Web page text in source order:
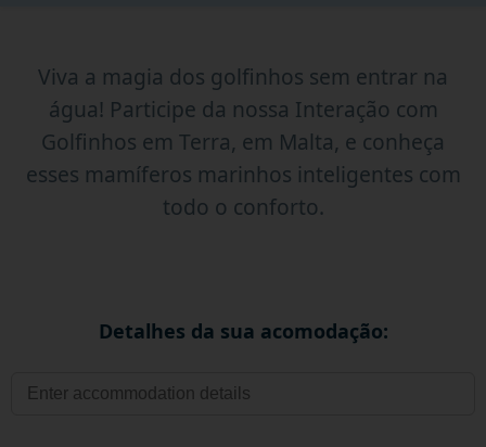
Viva a magia dos golfinhos sem entrar na
água! Participe da nossa Interação com
Golfinhos em Terra, em Malta, e conheça
esses mamíferos marinhos inteligentes com
todo o conforto.
Detalhes da sua acomodação: